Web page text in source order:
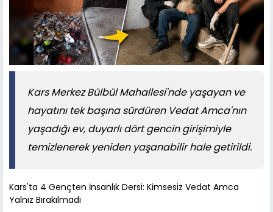
Kars Merkez Bülbül Mahallesi'nde yaşayan ve
hayatını tek başına sürdüren Vedat Amca'nın
yaşadığı ev, duyarlı dört gencin girişimiyle
temizlenerek yeniden yaşanabilir hale getirildi.
Kars'ta 4 Gençten İnsanlık Dersi: Kimsesiz Vedat Amca
Yalnız Bırakılmadı